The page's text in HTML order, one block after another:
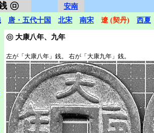
安南
㋺
唐・五代十国 北宋 南宋 遼 (契丹) 西夏
㋺ 大康八年、九年
左が「大康八年」銭。 右が「大康九年」銭。